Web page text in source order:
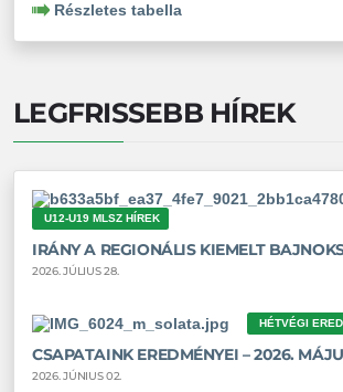
Részletes tabella
LEGFRISSEBB HÍREK
U12-U19 MLSZ HÍREK
IRÁNY A REGIONÁLIS KIEMELT
2026. JÚLIUS 28.
HÉTVÉGI
CSAPATAINK EREDMÉNYEI – 2026.
2026. JÚNIUS 02.